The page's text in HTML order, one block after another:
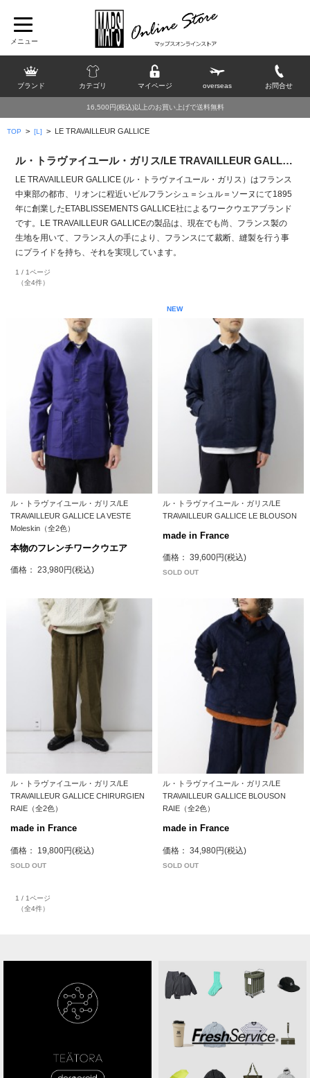
ブランド カテゴリ マイページ overseas お問合せ
16,500円(税込)以上のお買い上げで送料無料
TOP > [L] > LE TRAVAILLEUR GALLICE
ル・トラヴァイユール・ガリス/LE TRAVAILLEUR GALLICE
LE TRAVAILLEUR GALLICE (ル・トラヴァイユール・ガリス）はフランス
中東部の都市、リオンに程近いビルフランシュ＝シュル＝ソーヌにて1895
年に創業したETABLISSEMENTS GALLICE社によるワークウエアブランド
です。LE TRAVAILLEUR GALLICEの製品は、現在でも尚、フランス製の
生地を用いて、フランス人の手により、フランスにて裁断、縫製を行う事
にプライドを持ち、それを実現しています。
1 / 1ページ
（全4件）
ル・トラヴァイユール・ガリス/LE
TRAVAILLEUR GALLICE LA VESTE
Moleskin（全2色）
本物のフレンチワークウエア
価格： 23,980円(税込)
NEW
ル・トラヴァイユール・ガリス/LE
TRAVAILLEUR GALLICE LE BLOUSON
made in France
価格： 39,600円(税込)
SOLD OUT
ル・トラヴァイユール・ガリス/LE
TRAVAILLEUR GALLICE CHIRURGIEN
RAIE（全2色）
made in France
価格： 19,800円(税込)
SOLD OUT
ル・トラヴァイユール・ガリス/LE
TRAVAILLEUR GALLICE BLOUSON
RAIE（全2色）
made in France
価格： 34,980円(税込)
SOLD OUT
1 / 1ページ
（全4件）